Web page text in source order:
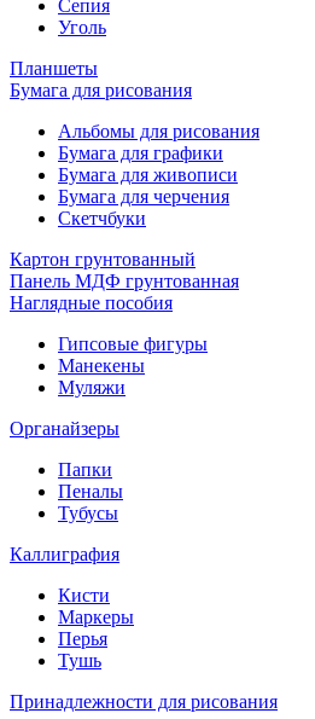
Сепия
Уголь
Планшеты
Бумага для рисования
Альбомы для рисования
Бумага для графики
Бумага для живописи
Бумага для черчения
Скетчбуки
Картон грунтованный
Панель МДФ грунтованная
Наглядные пособия
Гипсовые фигуры
Манекены
Муляжи
Органайзеры
Папки
Пеналы
Тубусы
Каллиграфия
Кисти
Маркеры
Перья
Тушь
Принадлежности для рисования